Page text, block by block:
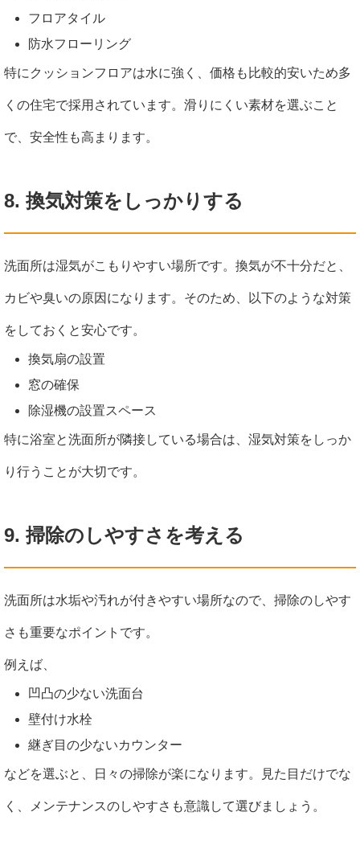
フロアタイル
防水フローリング
特にクッションフロアは水に強く、価格も比較的安いため多
くの住宅で採用されています。滑りにくい素材を選ぶこと
で、安全性も高まります。
8. 換気対策をしっかりする
洗面所は湿気がこもりやすい場所です。換気が不十分だと、
カビや臭いの原因になります。そのため、以下のような対策
をしておくと安心です。
換気扇の設置
窓の確保
除湿機の設置スペース
特に浴室と洗面所が隣接している場合は、湿気対策をしっか
り行うことが大切です。
9. 掃除のしやすさを考える
洗面所は水垢や汚れが付きやすい場所なので、掃除のしやす
さも重要なポイントです。
例えば、
凹凸の少ない洗面台
壁付け水栓
継ぎ目の少ないカウンター
などを選ぶと、日々の掃除が楽になります。見た目だけでな
く、メンテナンスのしやすさも意識して選びましょう。